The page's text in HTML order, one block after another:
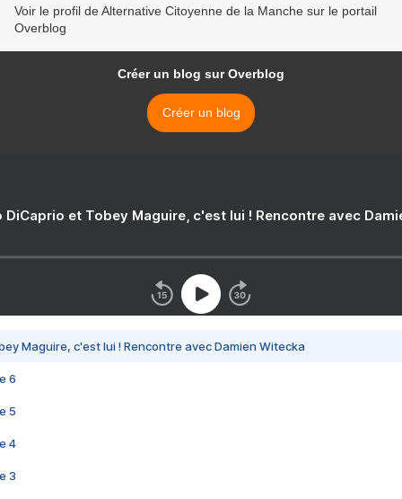
Voir le profil de Alternative Citoyenne de la Manche sur le portail
Overblog
Créer un blog sur Overblog
Créer un blog
DiCaprio et Tobey Maguire, c'est lui ! Rencontre avec
Maguire, c'est lui ! Rencontre avec Damien Witecka
6
5
4
3